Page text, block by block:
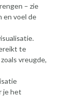
– zie
en voel de
te
vreugde,
je het